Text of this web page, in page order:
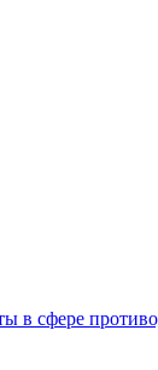
в сфере